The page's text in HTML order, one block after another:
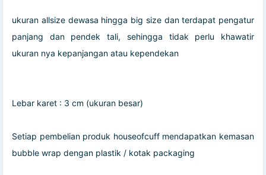
ukuran allsize dewasa hingga big size dan terdapat pengatur
panjang dan pendek tali, sehingga tidak perlu khawatir
ukuran nya kepanjangan atau kependekan
Lebar karet : 3 cm (ukuran besar)
Setiap pembelian produk houseofcuff mendapatkan kemasan
bubble wrap dengan plastik / kotak packaging